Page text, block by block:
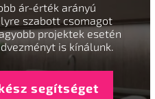
ár-érték arányú
szabott csomagot
projektek esetén
is kínálunk.
segítséget